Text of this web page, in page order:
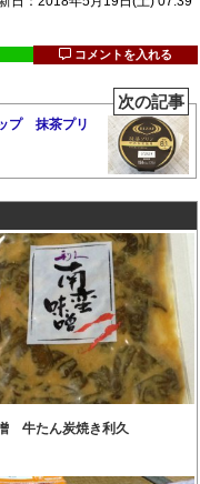
コメントを入れる
次の記事
プ 抹茶プリ
牛たん炭焼き利久